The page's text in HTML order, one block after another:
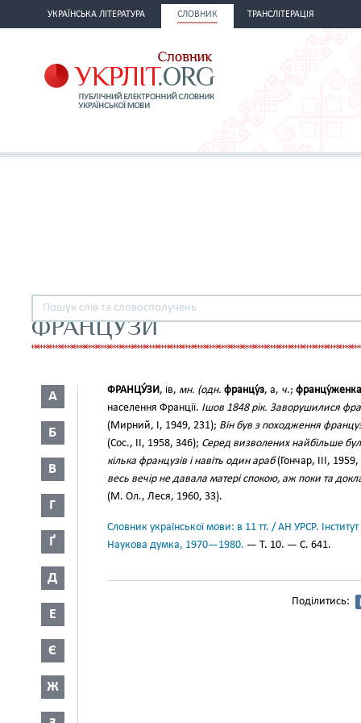
УКРАЇНСЬКА ЛІТЕРАТУРА СЛОВНИК ТРАНСЛІТЕРАЦІЯ
ФРАНЦУЗИ
А
Б
В
Г
Ґ
Д
Е
Є
Ж
ФРАНЦУ́ЗИ, ів, мн. (одн. францу́з, а, ч.; францу́женка
населення Франції. Ішов 1848 рік. Заворушилися
(Мирний, І, 1949, 231); Він був з походження
(Сос., II, 1958, 346); Серед визволених найбільше було
кілька французів і навіть один араб(Гончар, III,
весь вечір не давала матері спокою, аж поки та
(М. Ол., Леся, 1960, 33).
Словник української мови: в 11 тт. / АН УРСР.
Наукова думка, 1970—1980. — Т. 10. — С. 641.
Поділитись: